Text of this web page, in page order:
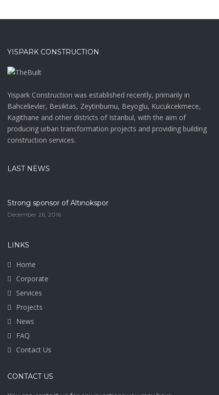
YISPARK CONSTRUCTION
Yispark Construction was established recently, primarily in
Bahcelievler, Besiktas, Zeytinburnu, Beyoglu, Kucukcekmece,
Kagithane and other districts of Istanbul, with the aim of
producing urban transformation projects and providing building
construction services.
LAST NEWS
Strong sponsor of Altınokspor
December 26, 2016
LINKS
Home
Corporate
Services
Projects
News
FAQ
Contact Us
CONTACT US